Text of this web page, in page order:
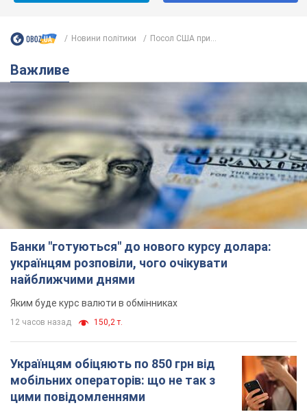
Новини політики Посол США при...
Важливе
Банки "готуються" до нового курсу долара:
українцям розповіли, чого очікувати
найближчими днями
Яким буде курс валюти в обмінниках
12 часов назад 150,2 т.
Українцям обіцяють по 850 грн від
мобільних операторів: що не так з
цими повідомленнями